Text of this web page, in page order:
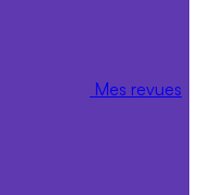
Mes revues